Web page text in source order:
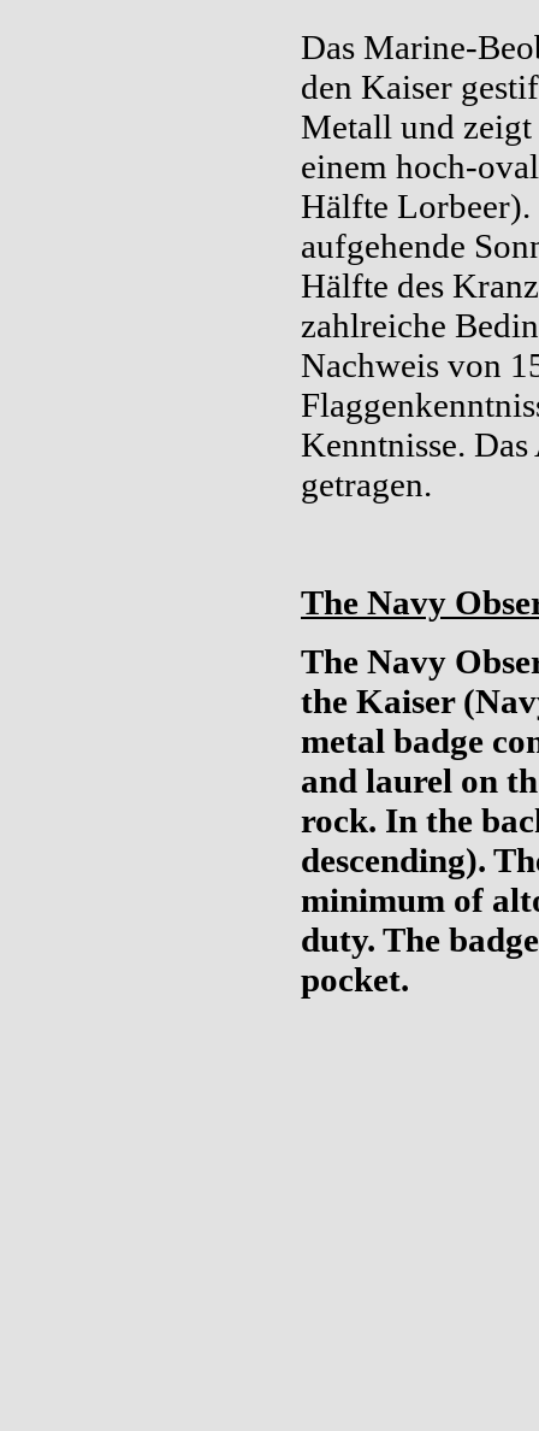
Das Marine-
den Kaiser
Metall und zeigt
einem hoch-
Hälfte
aufgehende
Hälfte des
zahlreiche
Nachweis von
Kenntnisse.
getragen.
The Navy
The Navy
the Kaiser
metal badge
and laurel on
rock. In the
descending).
minimum of
duty. The
pocket.